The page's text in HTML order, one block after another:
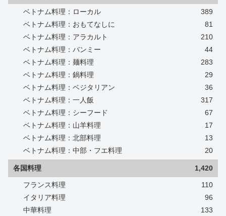
ベトナム料理：ローカル
389
ベトナム料理：おもてなしに
81
ベトナム料理：アラカルト
210
ベトナム料理：バンミー
44
ベトナム料理：麺料理
283
ベトナム料理：鍋料理
29
ベトナム料理：ベジタリアン
36
ベトナム料理：一人飯
317
ベトナム料理：シーフード
67
ベトナム料理：山羊料理
17
ベトナム料理：北部料理
13
ベトナム料理：中部・フエ料理
20
各国料理 1,420
フランス料理
110
イタリア料理
96
中華料理
133